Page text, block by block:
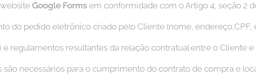
Google Formsem conformidade com o Artigo 4, seção 2
do pedido eletrônico criado pelo Cliente (nome,
e regulamentos resultantes da relação contratual entre o Cliente e
são necessários para o cumprimento do contrato de compra e